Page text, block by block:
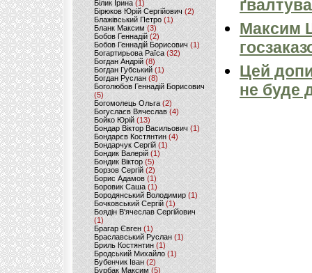
Білик Ірина (1)
Бірюков Юрій Сергійович (2)
Блажівський Петро (1)
Бланк Максим(3)
Бобов Геннадій (2)
Бобов Геннадій Борисович (1)
Богартирьова Раїса (32)
Богдан Андрій(8)
Богдан Губський (1)
Богдан Руслан(8)
Боголюбов Геннадій Борисович
(5)
Богомолець Ольга (2)
Богуслаєв Вячеслав (4)
Бойко Юрій (13)
Бондар Віктор Васильович (1)
Бондарєв Костянтин (4)
Бондарчук Сергій(1)
Бондик Валерій (1)
Бондик Віктор(5)
Борзов Сергiй (2)
Борис Адамов(1)
Боровик Саша (1)
Бородянський Володимир (1)
Бочковський Сергій (1)
Боядін В'ячеслав Сергійович
(1)
Брагар Євген (1)
Браславський Руслан (1)
Бриль Костянтин (1)
Бродський Михайло (1)
Бубенчик Іван(2)
Бурбак Максим (5)
Максим
Цей
не буде